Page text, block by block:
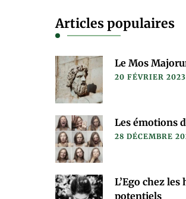
Articles populaires
Le Mos
20 FÉVRIER 2023
Les émotions
28 DÉCEMBRE
L’Ego chez les
potentiels